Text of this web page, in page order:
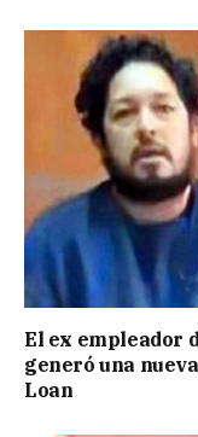
El ex empleador
generó una
Loan